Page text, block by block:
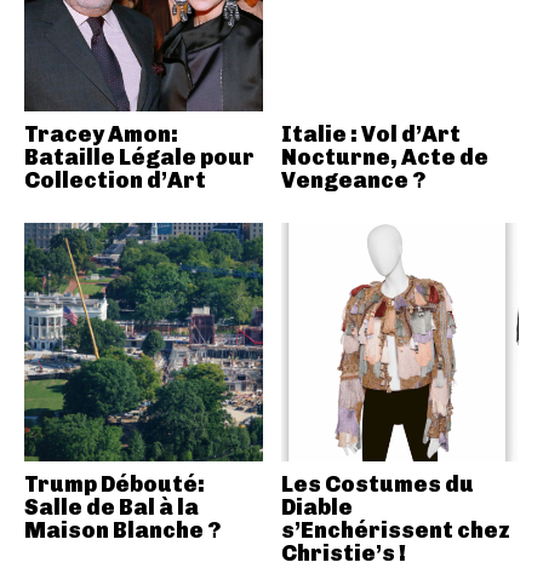
Tracey Amon:
Bataille Légale pour
Collection d’Art
Italie : Vol d’Art
Nocturne, Acte de
Vengeance ?
Trump Débouté:
Salle de Bal à la
Maison Blanche ?
Les Costumes du
Diable
s’Enchérissent chez
Christie’s !